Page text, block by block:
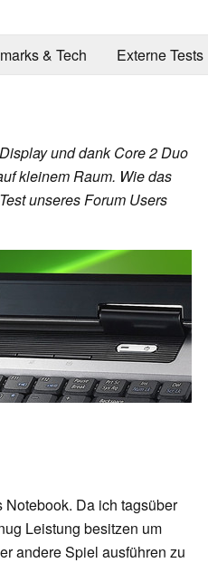
& Tech Externe Tests
und dank Core 2 Duo
kleinem Raum. Wie das
unseres Forum Users
Da ich tagsüber
Leistung besitzen um
andere Spiel ausführen zu